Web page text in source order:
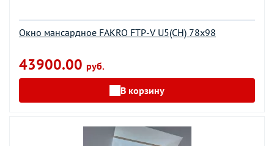
Окно мансардное FAKRO FTP-V U5(CH) 78х98
43900.00 руб.
В корзину